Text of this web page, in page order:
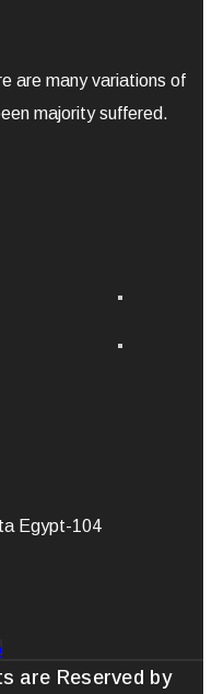
are many variations of
majority suffered.
Egypt-104
are Reserved by